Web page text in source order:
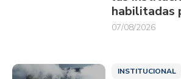
habilitadas
07/08/2026
INSTITUCIONAL